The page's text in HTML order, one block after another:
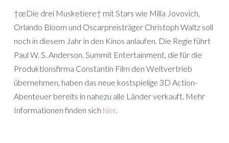
†œDie drei Musketiere† mit Stars wie Milla Jovovich,
Orlando Bloom und Oscarpreisträger Christoph Waltz soll
noch in diesem Jahr in den Kinos anlaufen. Die Regie führt
Paul W. S. Anderson. Summit Entertainment, die für die
Produktionsfirma Constantin Film den Weltvertrieb
übernehmen, haben das neue kostspielige 3D Action-
Abenteuer bereits in nahezu alle Länder verkauft. Mehr
Informationen finden sich hier.